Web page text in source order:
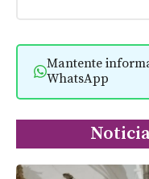
Mantente
WhatsApp